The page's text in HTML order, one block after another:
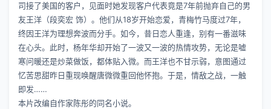
司接了美国的客户，见面时她发现客户代表竟是7年前抛弃自己的男
友王洋（段奕宏 饰）。他们从18岁开始恋爱，青梅竹马度过7年，
终因王洋为理想奔波而分手。如今，昔日恋人重逢，别有一番滋味
在心头。此时，杨年华却开始了一波又一波的热情攻势，无论是嘘
寒问暖还是炒菜做饭，都体贴入微。而王洋也不甘示弱，意图通过
忆苦思甜昨日重现唤醒唐微微重回他怀抱。于是，情敌之战，一触
即发……
本片改编自作家陈彤的同名小说。